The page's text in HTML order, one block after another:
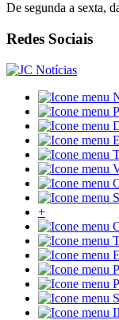
De segunda a sexta,
Redes Sociais
+